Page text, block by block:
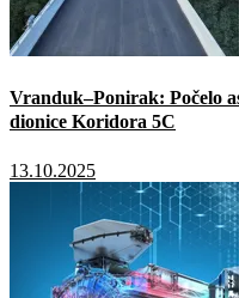
Vranduk–Ponirak: Počelo
dionice Koridora 5C
13.10.2025